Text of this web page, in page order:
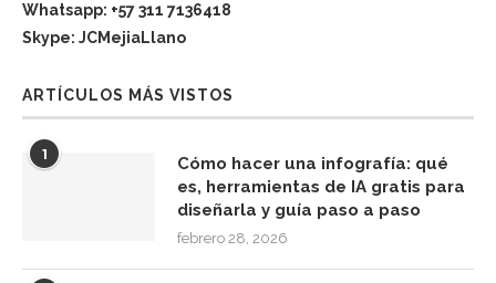
Whatsapp: +57 311 7136418
Skype: JCMejiaLlano
ARTÍCULOS MÁS VISTOS
1
Cómo hacer una infografía: qué
es, herramientas de IA gratis para
diseñarla y guía paso a paso
febrero 28, 2026